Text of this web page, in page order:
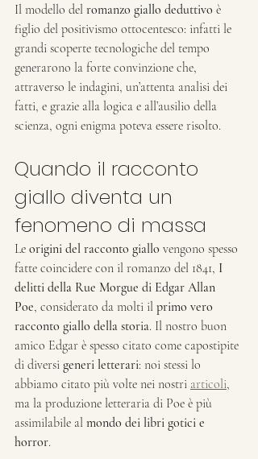
Il modello del romanzo giallo deduttivo è
figlio del positivismo ottocentesco: infatti le
grandi scoperte tecnologiche del tempo
generarono la forte convinzione che,
attraverso le indagini, un’attenta analisi dei
fatti, e grazie alla logica e all’ausilio della
scienza, ogni enigma poteva essere risolto.
Quando il racconto
giallo diventa un
fenomeno di massa
Le origini del racconto giallo vengono spesso
fatte coincidere con il romanzo del 1841, I
delitti della Rue Morgue di Edgar Allan
Poe, considerato da molti il primo vero
racconto giallo della storia. Il nostro buon
amico Edgar è spesso citato come capostipite
di diversi generi letterari: noi stessi lo
abbiamo citato più volte nei nostri articoli,
ma la produzione letteraria di Poe è più
assimilabile al mondo dei libri gotici e
horror.